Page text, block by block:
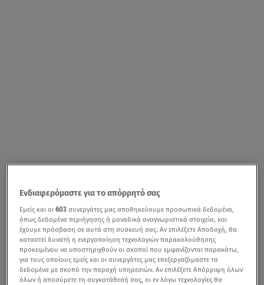
Ενδιαφερόμαστε για το απόρρητό σας
Εμείς και οι603 συνεργάτες μας αποθηκεύουμε προσωπικά δεδομένα,
όπως δεδομένα περιήγησης ή μοναδικά αναγνωριστικά στοιχεία, και
έχουμε πρόσβαση σε αυτά στη συσκευή σας. Αν επιλέξετε Αποδοχή, θα
καταστεί δυνατή η ενεργοποίηση τεχνολογιών παρακολούθησης
προκειμένου να υποστηριχθούν οι σκοποί που εμφανίζονται παρακάτω,
για τους οποίους εμείς και οι συνεργάτες μας επεξεργαζόμαστε τα
δεδομένα με σκοπό την παροχή υπηρεσιών. Αν επιλέξετε Απόρριψη όλων
όλων ή αποσύρετε τη συγκατάθεσή σας, οι εν λόγω τεχνολογίες θα